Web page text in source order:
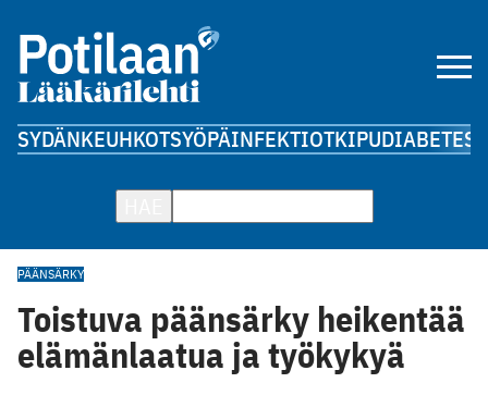
SYDÄNKEUHKOTSYÖPÄINFEKTIOTKIPUDIABETES
PÄÄNSÄRKY
Toistuva päänsärky heikentää
elämänlaatua ja työkykyä